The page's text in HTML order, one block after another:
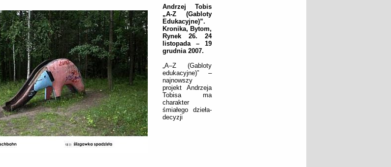
Andrzej Tobis
„A-Z (Gabloty
Edukacyjne)”.
Kronika, Bytom,
Rynek 26. 24
listopada – 19
grudnia 2007.
„A–Z (Gabloty
edukacyjne)” –
najnowszy
projekt Andrzeja
Tobisa ma
charakter
śmiałego dzieła-
decyzji